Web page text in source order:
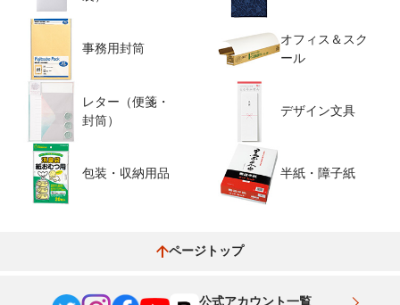
事務用封筒
オフィス＆スク
ール
レター（便箋・
封筒）
デザイン文具
包装・収納用品 半紙・障子紙
ページトップ
公式アカウント一覧